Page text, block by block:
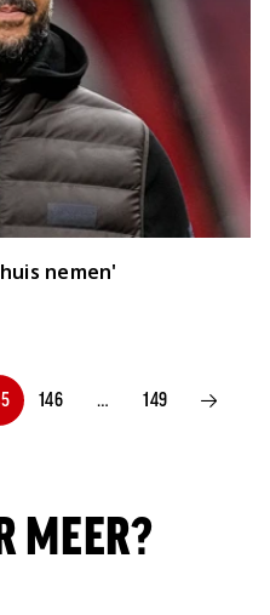
nemen'
VOLGENDE
146 … 149
MEER?